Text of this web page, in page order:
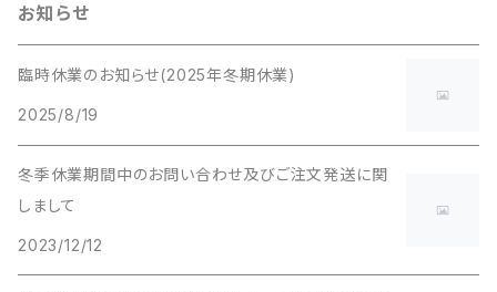
お知らせ
臨時休業のお知らせ(2025年冬期休業)
2025/8/19
冬季休業期間中のお問い合わせ及びご注文発送に関
しまして
2023/12/12